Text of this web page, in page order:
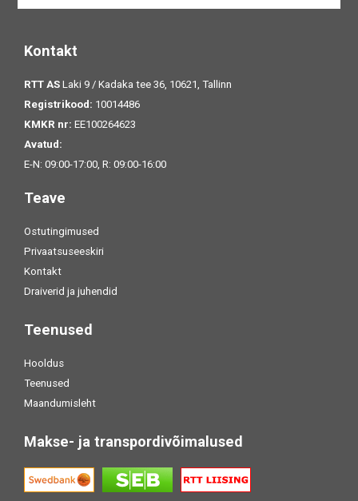
Kontakt
RTT AS Laki 9 / Kadaka tee 36, 10621, Tallinn
Registrikood: 10014486
KMKR nr: EE100264623
Avatud:
E-N: 09:00-17:00, R: 09:00-16:00
Teave
Ostutingimused
Privaatsuseeskiri
Kontakt
Draiverid ja juhendid
Teenused
Hooldus
Teenused
Maandumisleht
Makse- ja transpordivõimalused